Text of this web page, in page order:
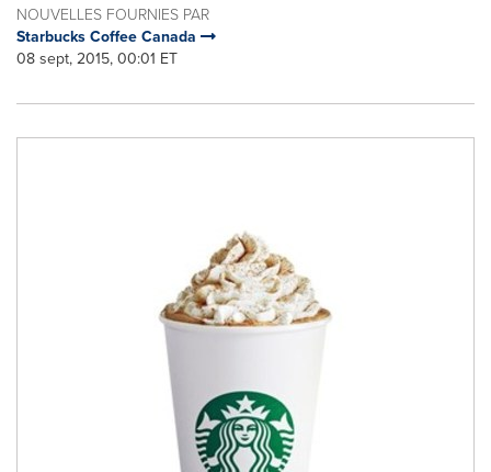
NOUVELLES FOURNIES PAR
Starbucks Coffee Canada
08 sept, 2015, 00:01 ET